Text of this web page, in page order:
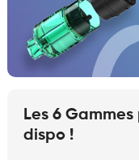
Les 6
dispo !